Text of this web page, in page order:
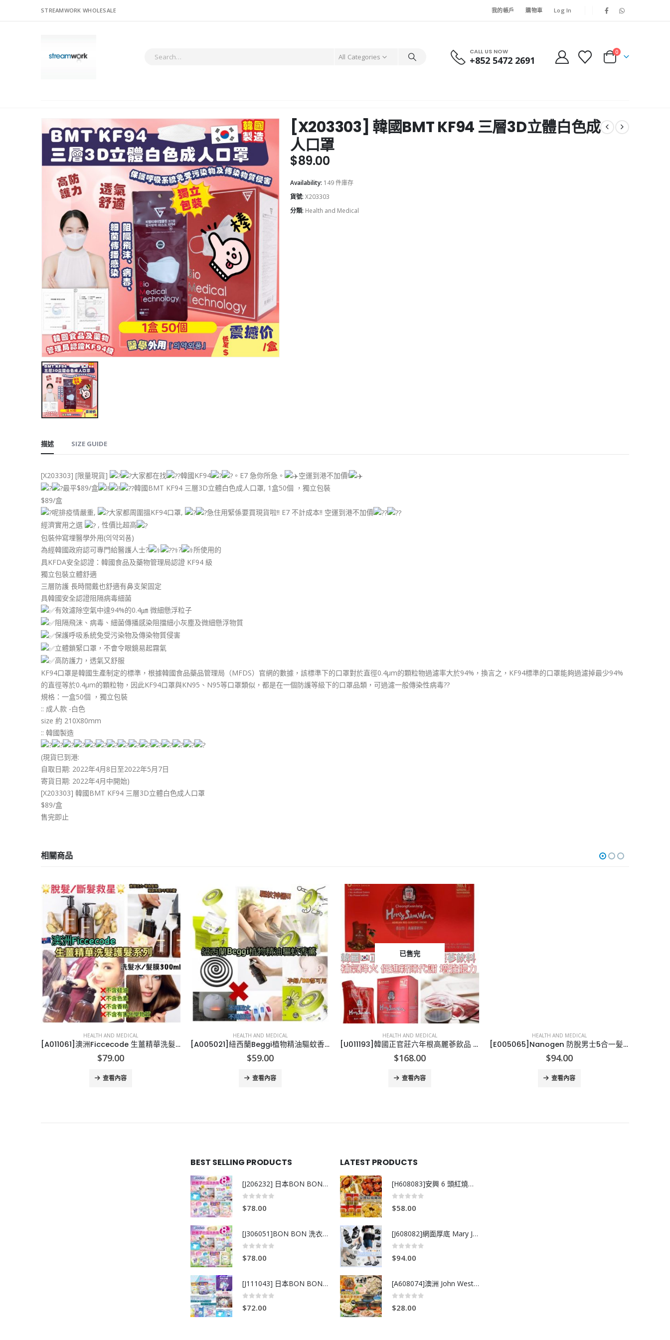
STREAMWORK WHOLESALE 我的帳戶 購物車 Log In
All Categories
CALL US NOW
+852 5472 2691
0
[X203303] 韓國BMT KF94 三層3D立體白色成
人口罩
$89.00
Availability: 149 件庫存
貨號: X203303
分類: Health and Medical
描述 SIZE GUIDE
[X203303] [限量現貨] 大家都在找 韓國KF94 。E7 急你所急。
空運到港不加價!
最平$89/盒
韓國BMT KF94 三層3D立體白色成人口罩, 1盒50個 ，獨立包裝
$89/盒
呢排疫情嚴重,
大家都周圍搵KF94口罩,
急住用緊係要買現貨啦!! E7 不計成本!! 空運到港不加價
經濟實用之選
, 性價比超高
包裝仲寫埋醫學外用(의약외품)
為經韓國政府認可專門給醫護人士?
?
所使用的
具KFDA安全認證：韓國食品及藥物管理局認證 KF94 級
獨立包裝立體舒適
三層防護 長時間戴也舒適有鼻支架固定
具韓國安全認證阻隔病毒細菌
有效濾除空氣中達94%的0.4㎛ 微細懸浮粒子
阻隔飛沫、病毒、細菌傳播感染阻擋細小灰塵及微細懸浮物質
保護呼吸系統免受污染物及傳染物質侵害
立體鎖緊口罩，不會令眼鏡易起霧氣
高防護力，透氣又舒服
KF94口罩是韓國生產制定的標準，根據韓國食品藥品管理局（MFDS）官網的數據，該標準下的口罩對於直徑0.4μm的顆粒物過濾率大於94%，換言之，KF94標準的口罩能夠過濾掉最少94%
的直徑等於0.4μm的顆粒物，因此KF94口罩與KN95、N95等口罩類似，都是在一個防護等級下的口罩品類，可過濾一般傳染性病毒??
規格：一盒50個 ，獨立包裝
:: 成人款 -白色
size 約 210X80mm
:: 韓國製造
(現貨巳到港:
自取日期: 2022年4月8日至2022年5月7日
寄貨日期: 2022年4月中開始)
[X203303] 韓國BMT KF94 三層3D立體白色成人口罩
$89/盒
售完即止
相關商品
HEALTH AND MEDICAL
[A011061]澳洲Ficcecode 生薑精華洗髮護系列
$79.00
查看內容
HEALTH AND MEDICAL
[A005021]紐西蘭Beggi植物精油驅蚊香薰40g
$59.00
查看內容
已售完
HEALTH AND MEDICAL
[U011193]韓國正官莊六年根高麗蔘飲品 (30包裝)
$168.00
查看內容
HEALTH AND MEDICAL
[E005065]Nanogen 防脫男士5合一髪洗頭水
$94.00
查看內容
BEST SELLING PRODUCTS
[J206232] 日本BON BON銀離子抗菌啫喱洗衣珠 (80粒)
$78.00
[J306051]BON BON 洗衣珠-牧場+爽+玫瑰葡萄-80粒
$78.00
[J111043] 日本BON BON銀離子抗菌啫喱洗衣珠 (80粒)
$72.00
LATEST PRODUCTS
[H608083]安興 6 頭紅燒鮑魚
$58.00
[J608082]網面厚底 Mary June運動涼鞋
$94.00
[A608074]澳洲 John West黃鮨吞拿魚罐頭
$28.00